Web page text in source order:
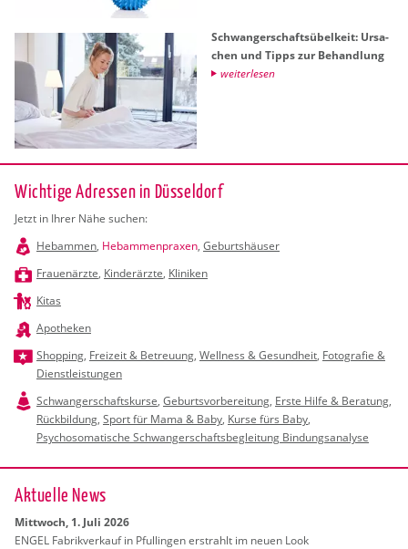
Schwan­ger­schafts­übel­keit: Ur­sa­
chen und Tipps zur Be­hand­lung
wei­ter­le­sen
Wichtige Adressen in Düsseldorf
Jetzt in Ihrer Nähe suchen:
Hebammen, Hebammenpraxen, Geburtshäuser
Frauenärzte, Kinderärzte, Kliniken
Kitas
Apotheken
Shopping, Freizeit & Betreuung, Wellness & Gesundheit, Fotografie &
Dienstleistungen
Schwangerschaftskurse, Geburtsvorbereitung, Erste Hilfe & Beratung,
Rückbildung, Sport für Mama & Baby, Kurse fürs Baby,
Psychosomatische Schwangerschaftsbegleitung Bindungsanalyse
Ak­tu­el­le News
Mitt­woch, 1. Juli 2026
ENGEL Fa­brik­ver­kauf in Pful­lin­gen er­strahlt im neuen Look